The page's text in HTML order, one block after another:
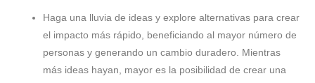
Haga una lluvia de ideas y explore alternativas para crear
el impacto más rápido, beneficiando al mayor número de
personas y generando un cambio duradero. Mientras
más ideas hayan, mayor es la posibilidad de crear una